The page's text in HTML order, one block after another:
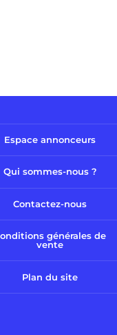
Espace annonceurs
Qui sommes-nous ?
Contactez-nous
générales de
vente
Plan du site